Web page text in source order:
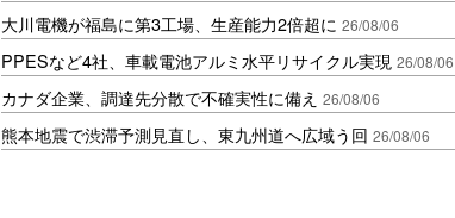
大川電機が福島に第3工場、生産能力2倍超に 26/08/06
PPESなど4社、車載電池アルミ水平リサイクル実現 26/08/06
カナダ企業、調達先分散で不確実性に備え 26/08/06
熊本地震で渋滞予測見直し、東九州道へ広域う回 26/08/06